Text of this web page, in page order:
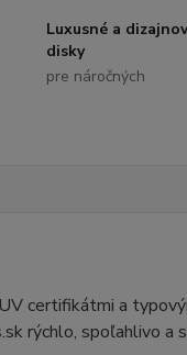
Luxusné a
disky
pre náročných
certifikátmi a
rýchlo, spoľahlivo a